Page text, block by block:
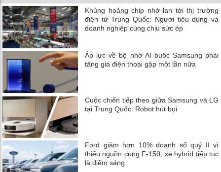
Khủng hoảng chip nhớ lan tới thị trường
điện tử Trung Quốc: Người tiêu dùng và
doanh nghiệp cùng chịu sức ép
Áp lực về bộ nhớ AI buộc Samsung phải
tăng giá điện thoại gập một lần nữa
Cuộc chiến tiếp theo giữa Samsung và LG
tại Trung Quốc: Robot hút bụi
Ford giảm hơn 10% doanh số quý II vì
thiếu nguồn cung F-150, xe hybrid tiếp tục
là điểm sáng